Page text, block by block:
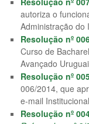
autoriza o
Administração do
Resolução nº
Curso de
Avançado
Resolução nº
006/2014, que
e-mail
Resolução nº